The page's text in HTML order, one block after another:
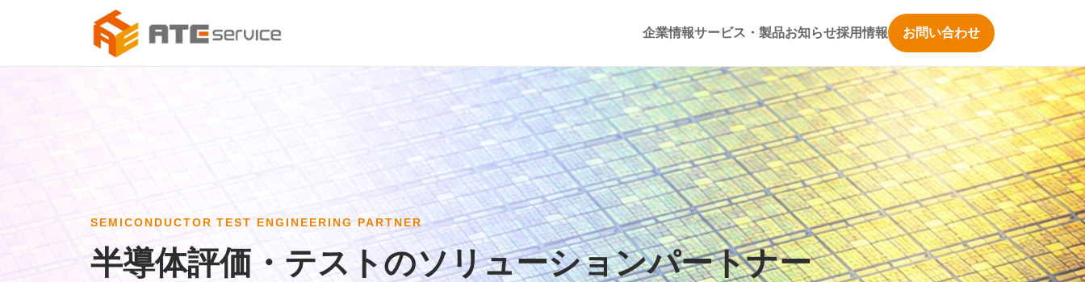
企業情報サービス・製品お知らせ採用情報 お問い合わせ
SEMICONDUCTOR TEST ENGINEERING PARTNER
半導体評価・テストのソリューションパートナー